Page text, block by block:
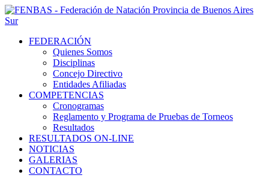
FEDERACIÓN
Quienes Somos
Disciplinas
Concejo Directivo
Entidades Afiliadas
COMPETENCIAS
Cronogramas
Reglamento y Programa de Pruebas de Torneos
Resultados
RESULTADOS ON-LINE
NOTICIAS
GALERIAS
CONTACTO